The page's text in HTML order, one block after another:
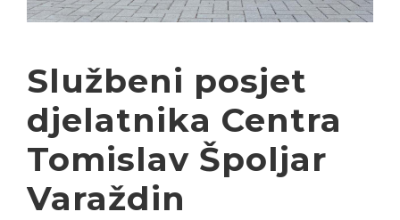
Službeni posjet
djelatnika Centra
Tomislav Špoljar
Varaždin